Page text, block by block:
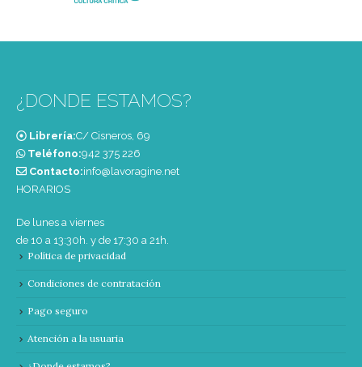
¿DONDE ESTAMOS?
Librería:C/ Cisneros, 69
Teléfono:‭942 375 226‬
Contacto:info@lavoragine.net
HORARIOS
De lunes a viernes
de 10 a 13:30h. y de 17:30 a 21h.
Política de privacidad
Condiciones de contratación
Pago seguro
Atención a la usuaria